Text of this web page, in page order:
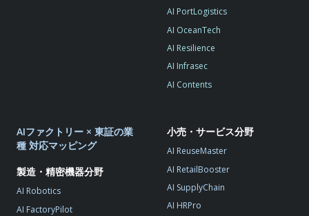
AI PortLogistics
AI OceanTech
AI Resilience
AI Infrasec
AI Contents
AIファクトリー × 東証の業
種 対応マッピング
製造・精密機器分野
AI Robotics
AI FactoryPilot
小売・サービス分野
AI ReuseMaster
AI RetailBooster
AI SupplyChain
AI HRPro